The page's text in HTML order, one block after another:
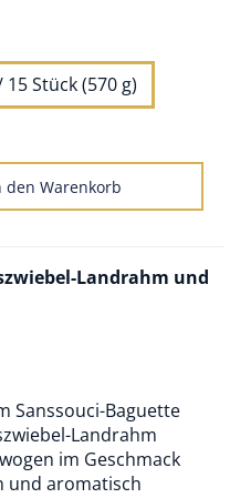
Stück (570 g)
den Warenkorb
Landrahm und
Sanssouci-Baguette
Landrahm
im Geschmack
und aromatisch